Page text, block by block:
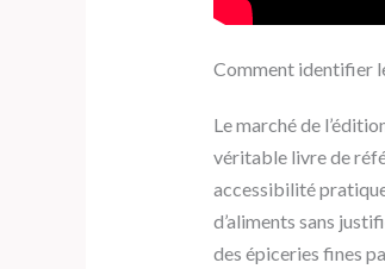
Comment identifier
Le marché de
véritable livre de
accessibilité
d’aliments sans
des épiceries fines